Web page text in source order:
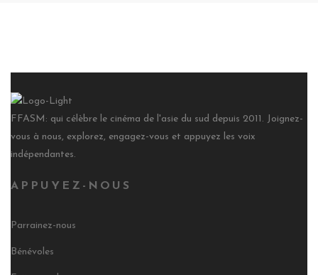
FFASM: qui célèbre le cinéma de l'asie du sud depuis 2011. Joignez-
vous à nous, explorez, engagez-vous et appuyez les voix
indépendantes.
APPUYEZ-NOUS
Parrainez-nous
Bénévoles